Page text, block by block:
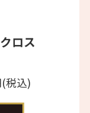
ロス
税込)